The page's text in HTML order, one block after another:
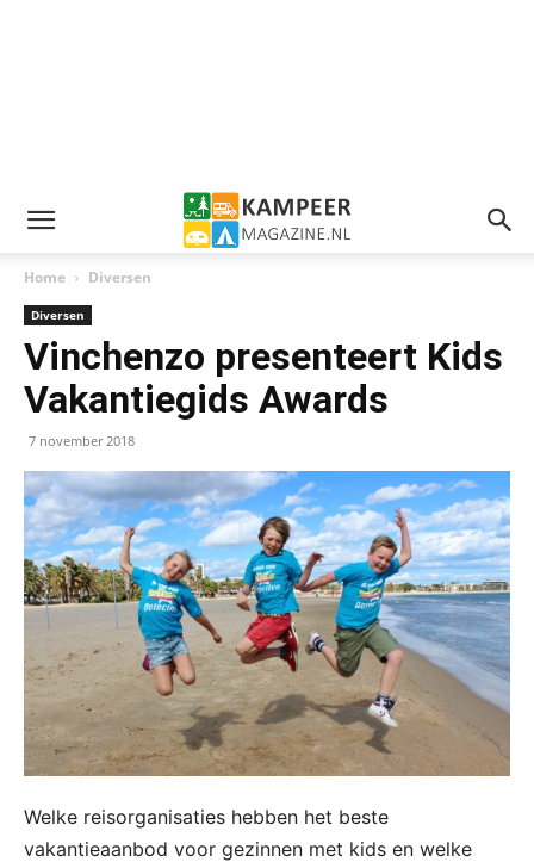
Home Diversen
Diversen
Vinchenzo presenteert Kids
Vakantiegids Awards
7 november 2018
Welke reisorganisaties hebben het beste
vakantieaanbod voor gezinnen met kids en welke